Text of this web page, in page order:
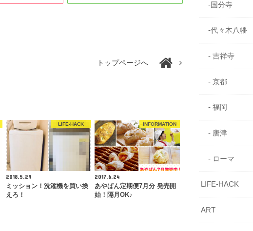
トップページへ
LIFE-HACK
2018.5.29
ミッション！洗濯機を買い換
えろ！
INFORMATION
2017.6.24
あやぱん定期便7月分 発売開
始！隔月OK♪
-国分寺
-代々木八幡
- 吉祥寺
- 京都
- 福岡
- 唐津
- ローマ
LIFE-HACK
ART